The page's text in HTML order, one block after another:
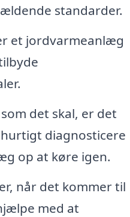
standarder.
et jordvarmeanlæg
det skal, er det
diagnosticere
op at køre igen.
når det kommer til
med at